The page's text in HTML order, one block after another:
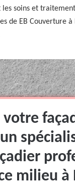
soins et
EB Couverture à
votre
milieu à